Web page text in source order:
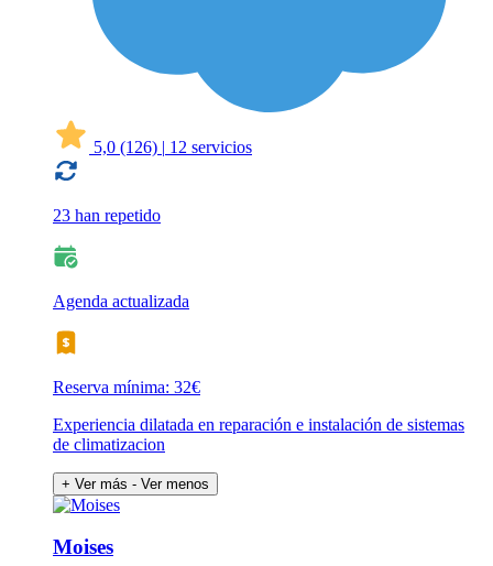
5,0 (126) | 12 servicios
23 han repetido
Agenda actualizada
Reserva mínima: 32€
Experiencia dilatada en reparación e instalación de sistemas
de climatizacion
+ Ver más - Ver menos
Moises